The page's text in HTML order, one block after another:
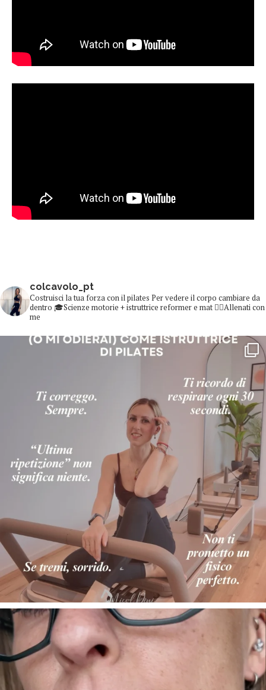
colcavolo_pt
Costruisci la tua forza con il pilates Per vedere il corpo cambiare da
dentro 🎓Scienze motorie + istruttrice reformer e mat 👇🏻Allenati con
me